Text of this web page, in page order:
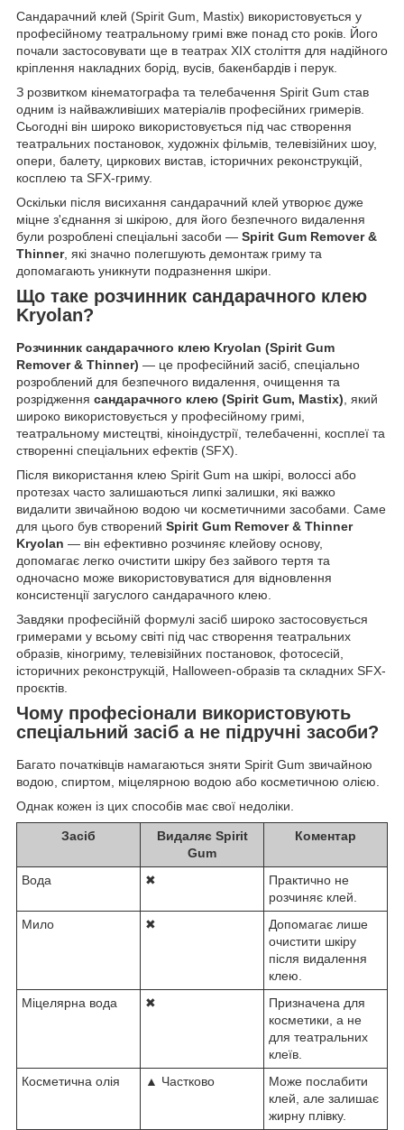
Сандарачний клей (Spirit Gum, Mastix) використовується у
професійному театральному гримі вже понад сто років. Його
почали застосовувати ще в театрах XIX століття для надійного
кріплення накладних борід, вусів, бакенбардів і перук.
З розвитком кінематографа та телебачення Spirit Gum став
одним із найважливіших матеріалів професійних гримерів.
Сьогодні він широко використовується під час створення
театральних постановок, художніх фільмів, телевізійних шоу,
опери, балету, циркових вистав, історичних реконструкцій,
косплею та SFX-гриму.
Оскільки після висихання сандарачний клей утворює дуже
міцне з'єднання зі шкірою, для його безпечного видалення
були розроблені спеціальні засоби — Spirit Gum Remover &
Thinner, які значно полегшують демонтаж гриму та
допомагають уникнути подразнення шкіри.
Що таке розчинник сандарачного клею
Kryolan?
Розчинник сандарачного клею Kryolan (Spirit Gum
Remover & Thinner) — це професійний засіб, спеціально
розроблений для безпечного видалення, очищення та
розрідження сандарачного клею (Spirit Gum, Mastix) , який
широко використовується у професійному гримі,
театральному мистецтві, кіноіндустрії, телебаченні, косплеї та
створенні спеціальних ефектів (SFX).
Після використання клею Spirit Gum на шкірі, волоссі або
протезах часто залишаються липкі залишки, які важко
видалити звичайною водою чи косметичними засобами. Саме
для цього був створений Spirit Gum Remover & Thinner
Kryolan — він ефективно розчиняє клейову основу,
допомагає легко очистити шкіру без зайвого тертя та
одночасно може використовуватися для відновлення
консистенції загуслого сандарачного клею.
Завдяки професійній формулі засіб широко застосовується
гримерами у всьому світі під час створення театральних
образів, кіногриму, телевізійних постановок, фотосесій,
історичних реконструкцій, Halloween-образів та складних SFX-
проєктів.
Чому професіонали використовують
спеціальний засіб а не підручні засоби?
Багато початківців намагаються зняти Spirit Gum звичайною
водою, спиртом, міцелярною водою або косметичною олією.
Однак кожен із цих способів має свої недоліки.
Засіб
Видаляє Spirit
Gum
Коментар
Вода ✖
Практично не
розчиняє клей.
Мило
✖
Допомагає лише
очистити шкіру
після видалення
клею.
Міцелярна вода
✖
Призначена для
косметики, а не
для театральних
клеїв.
Косметична олія
▲ Частково
Може послабити
клей, але залишає
жирну плівку.